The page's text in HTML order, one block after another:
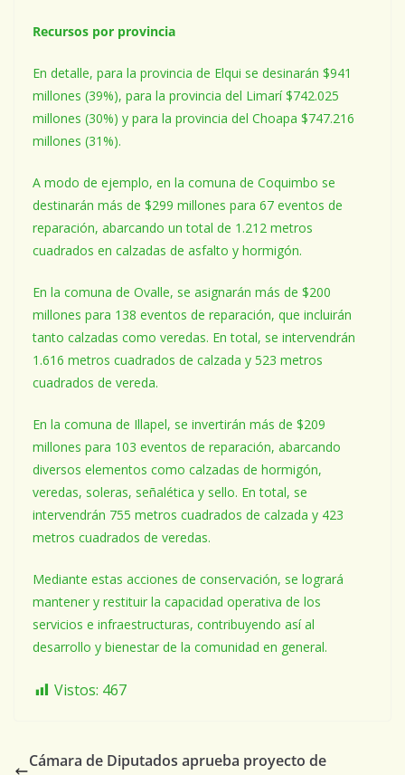
Recursos por provincia
En detalle, para la provincia de Elqui se desinarán $941
millones (39%), para la provincia del Limarí $742.025
millones (30%) y para la provincia del Choapa $747.216
millones (31%).
A modo de ejemplo, en la comuna de Coquimbo se
destinarán más de $299 millones para 67 eventos de
reparación, abarcando un total de 1.212 metros
cuadrados en calzadas de asfalto y hormigón.
En la comuna de Ovalle, se asignarán más de $200
millones para 138 eventos de reparación, que incluirán
tanto calzadas como veredas. En total, se intervendrán
1.616 metros cuadrados de calzada y 523 metros
cuadrados de vereda.
En la comuna de Illapel, se invertirán más de $209
millones para 103 eventos de reparación, abarcando
diversos elementos como calzadas de hormigón,
veredas, soleras, señalética y sello. En total, se
intervendrán 755 metros cuadrados de calzada y 423
metros cuadrados de veredas.
Mediante estas acciones de conservación, se logrará
mantener y restituir la capacidad operativa de los
servicios e infraestructuras, contribuyendo así al
desarrollo y bienestar de la comunidad en general.
Vistos: 467
Cámara de Diputados aprueba proyecto de